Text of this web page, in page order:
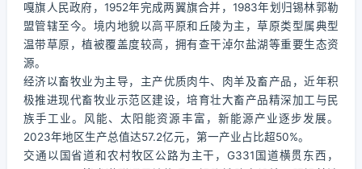
嘎旗人民政府，1952年完成两翼旗合并，1983年划归锡林郭勒
盟管辖至今。境内地貌以高平原和丘陵为主，草原类型属典型
温带草原，植被覆盖度较高，拥有查干淖尔盐湖等重要生态资
源。
经济以畜牧业为主导，主产优质肉牛、肉羊及畜产品，近年积
极推进现代畜牧业示范区建设，培育壮大畜产品精深加工与民
族手工业。风能、太阳能资源丰富，新能源产业逐步发展。
2023年地区生产总值达57.2亿元，第一产业占比超50%。
交通以国省道和农村牧区公路为主干，G331国道横贯东西，